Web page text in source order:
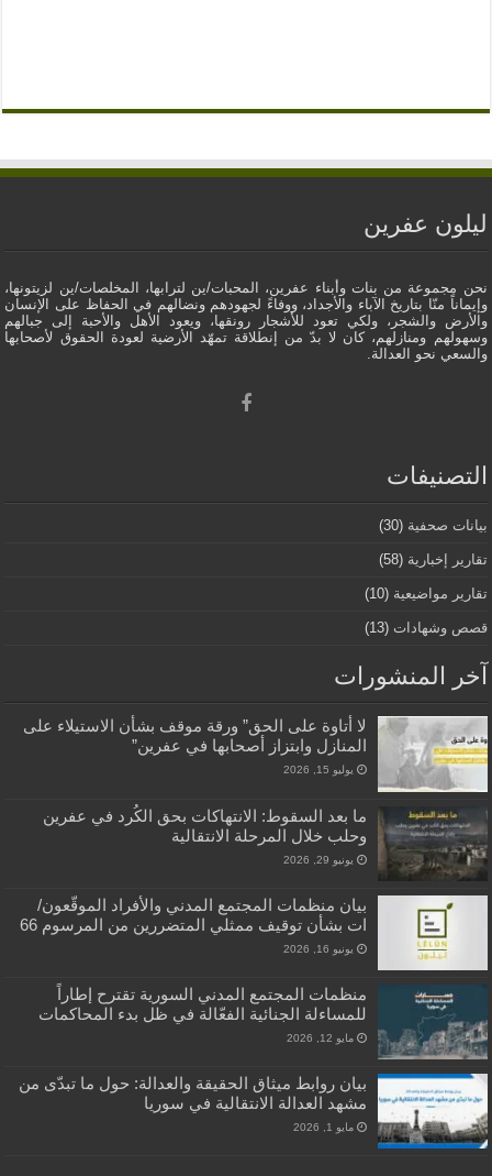
ليلون عفرين
نحن مجموعة من بنات وأبناء عفرين، المحبات/ين لترابها، المخلصات/ين لزيتونها،
وإيماناً منّا بتاريخ الآباء والأجداد، ووفاءً لجهودهم ونضالهم في الحفاظ على الإنسان
والأرض والشجر، ولكي تعود للأشجار رونقها، ويعود الأهل والأحبة إلى جبالهم
وسهولهم ومنازلهم، كان لا بدّ من إنطلاقة تمهّد الأرضية لعودة الحقوق لأصحابها
والسعي نحو العدالة.
التصنيفات
بيانات صحفية (30)
تقارير إخبارية (58)
تقارير مواضيعية (10)
قصص وشهادات (13)
آخر المنشورات
لا أتاوة على الحق” ورقة موقف بشأن الاستيلاء على
المنازل وابتزاز أصحابها في عفرين”
يوليو 15, 2026
ما بعد السقوط: الانتهاكات بحق الكُرد في عفرين
وحلب خلال المرحلة الانتقالية
يونيو 29, 2026
بيان منظمات المجتمع المدني والأفراد الموقّعون/
ات بشأن توقيف ممثلي المتضررين من المرسوم 66
يونيو 16, 2026
منظمات المجتمع المدني السورية تقترح إطاراً
للمساءلة الجنائية الفعّالة في ظل بدء المحاكمات
مايو 12, 2026
بيان روابط ميثاق الحقيقة والعدالة: حول ما تبدّى من
مشهد العدالة الانتقالية في سوريا
مايو 1, 2026